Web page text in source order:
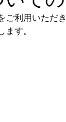
ご利用いただ
す。